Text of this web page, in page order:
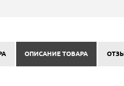
ОПИСАНИЕ ТОВАРА